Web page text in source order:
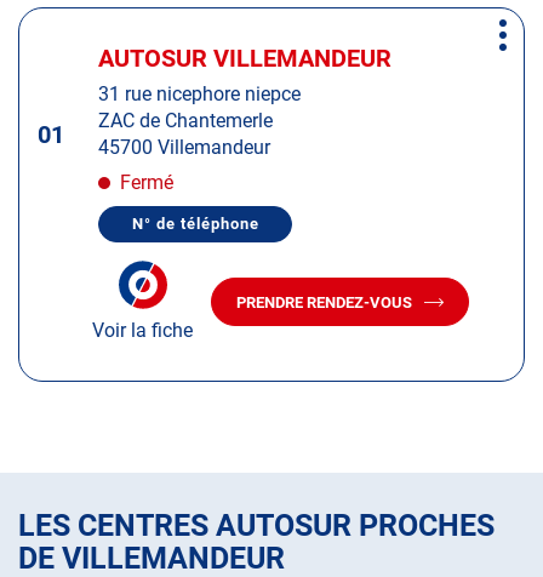
Appuyer
ENTRÉE
informations
01
Centre
:
AUTOSUR VILLEMANDEUR
31 rue nicephore niepce
ZAC de Chantemerle
45700 Villemandeur
Fermé
N° de téléphone
AFFICHER
TÉLÉPHONE
VILLEMANDEUR
Voir la fiche
PRENDRE RENDEZ-VOUS
AVEC
Plus
LES CENTRES AUTOSUR PROCHES
DE VILLEMANDEUR